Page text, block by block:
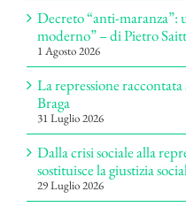
Decreto “anti-maranza”:
moderno” – di Pietro
1 Agosto 2026
La repressione
Braga
31 Luglio 2026
Dalla crisi sociale alla
sostituisce la giustizia
29 Luglio 2026